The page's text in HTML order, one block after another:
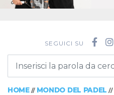
SEGUICI SU
HOME// MONDO DEL PADEL //